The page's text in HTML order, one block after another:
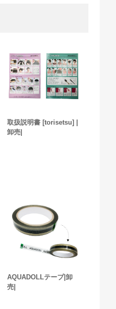
取扱説明書 [torisetsu] |
卸売|
AQUADOLLテープ|卸
売|